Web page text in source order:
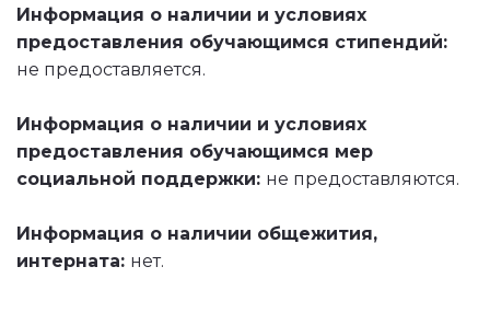
Информация о наличии и условиях
не предоставляется.
Информация о наличии и условиях
предоставления обучающимся мер
социальной поддержки: не предоставляются.
Информация о наличии общежития,
интерната: нет.